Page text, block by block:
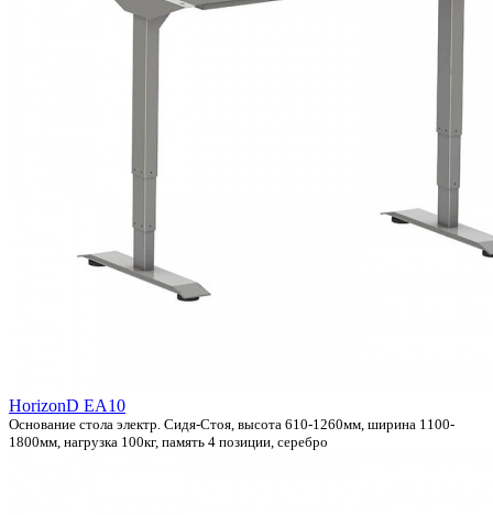
HorizonD EA10
Основание стола электр. Сидя-Стоя, высота 610-1260мм, ширина 1100-
1800мм, нагрузка 100кг, память 4 позиции, серебро